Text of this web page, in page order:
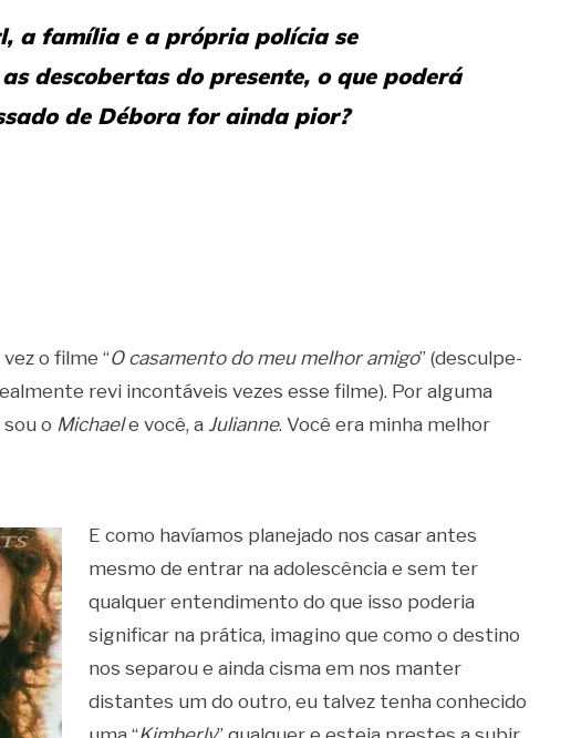
a família e a própria polícia se
descobertas do presente, o que poderá
de Débora for ainda pior?
o filme “O casamento do meu melhor amigo” (desculpe-
revi incontáveis vezes esse filme). Por alguma
o Michaele você, a Julianne. Você era minha melhor
E como havíamos planejado nos casar antes
mesmo de entrar na adolescência e sem ter
qualquer entendimento do que isso poderia
significar na prática, imagino que como o destino
nos separou e ainda cisma em nos manter
distantes um do outro, eu talvez tenha conhecido